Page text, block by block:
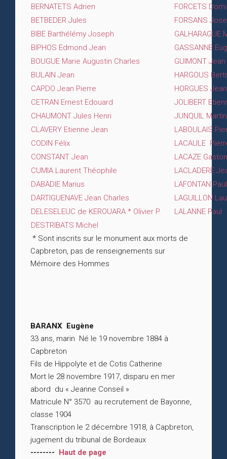
BERNATETS Adrien
FORCETS
BETBEDER Jules
FORSANS
BIBE Barthélémy Joseph
GALHARAGUE
BIPHOS Edmond Jean
GASSANNE
BOUGUE Marie Augustin Charles
GUIMONT Jean
BULAIN Jean
HARGOUS
CAPDO Jean Pierre
HORGUES Jean
CETRAN Ernest Edouard
JOLIBERT
CHAUMONT Jules Henri
JUNQUIL Martin
CLAVERY Etienne Jean
LABOULAIS
CODIN Félix
LACAULE
CONSTANT Jean
LACAZE Gaston
CUMIA Laurent Théophile
LACLADERE
DABADIE Marius
LAFONTAN
DARTIGUENAVE Jean Charles
LAGUILLON
DELESELEUC de KEROUARA * Olivier P.
LALANNE Paul
DESTRIBATS Michel
* Sont inscrits sur le monument aux morts de
Capbreton, pas de renseignements sur
Mémoire des Hommes
BARANX Eugène
33 ans, marin Né le 19 novembre 1884 à
Capbreton
Fils de Hippolyte et de Cotis Catherine
Mort le 28 novembre 1917, disparu en mer
abord du « Jeanne Conseil »
Matricule N° 3570 au recrutement de Bayonne,
classe 1904
Transcription le 2 décembre 1918, à Capbreton,
jugement du tribunal de Bordeaux
-------- Haut de page